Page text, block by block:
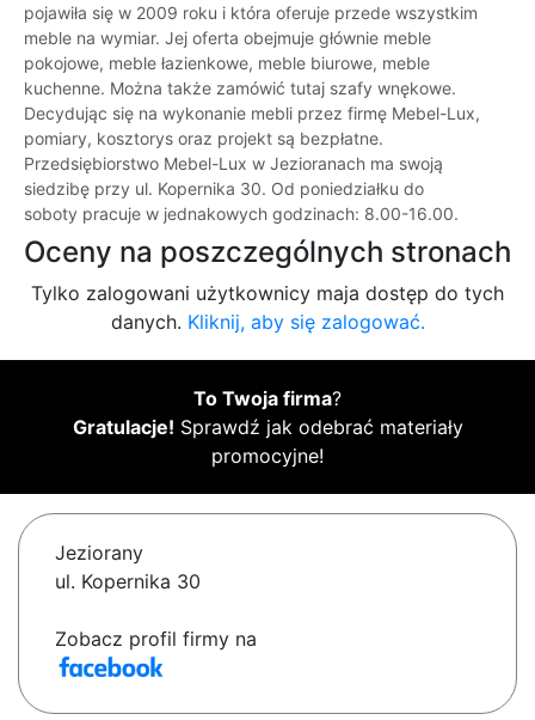
pojawiła się w 2009 roku i która oferuje przede wszystkim
meble na wymiar. Jej oferta obejmuje głównie meble
pokojowe, meble łazienkowe, meble biurowe, meble
kuchenne. Można także zamówić tutaj szafy wnękowe.
Decydując się na wykonanie mebli przez firmę Mebel-Lux,
pomiary, kosztorys oraz projekt są bezpłatne.
Przedsiębiorstwo Mebel-Lux w Jezioranach ma swoją
siedzibę przy ul. Kopernika 30. Od poniedziałku do
soboty pracuje w jednakowych godzinach: 8.00-16.00.
Oceny na poszczególnych stronach
Tylko zalogowani użytkownicy maja dostęp do tych
danych. Kliknij, aby się zalogować.
To Twoja firma?
Gratulacje! Sprawdź jak odebrać materiały
promocyjne!
Jeziorany
ul. Kopernika 30
Zobacz profil firmy na